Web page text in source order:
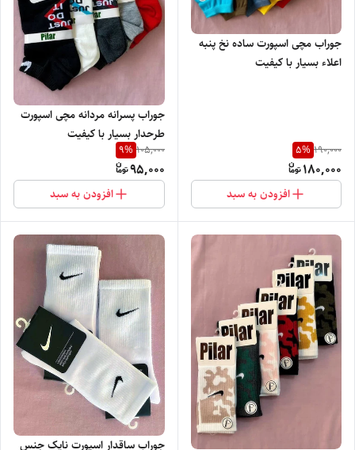
جوراب مچی اسپورت ساده نخ پنبه
اعلاء بسیار با کیفیت
190,000
5%
180,000
افزودن به سبد
جوراب پسرانه مردانه مچی اسپورت
طرحدار بسیار با کیفیت
105,000
9%
95,000
افزودن به سبد
جوراب ساقدار اسپورت نایک جنس